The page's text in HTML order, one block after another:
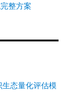
整方案
态量化评估模